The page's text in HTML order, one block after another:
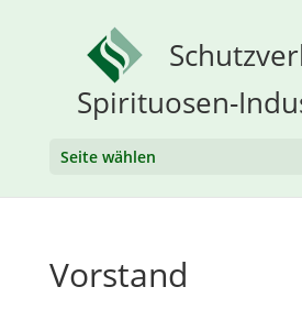
Spirituosen-
Seite wählen
Vorstand